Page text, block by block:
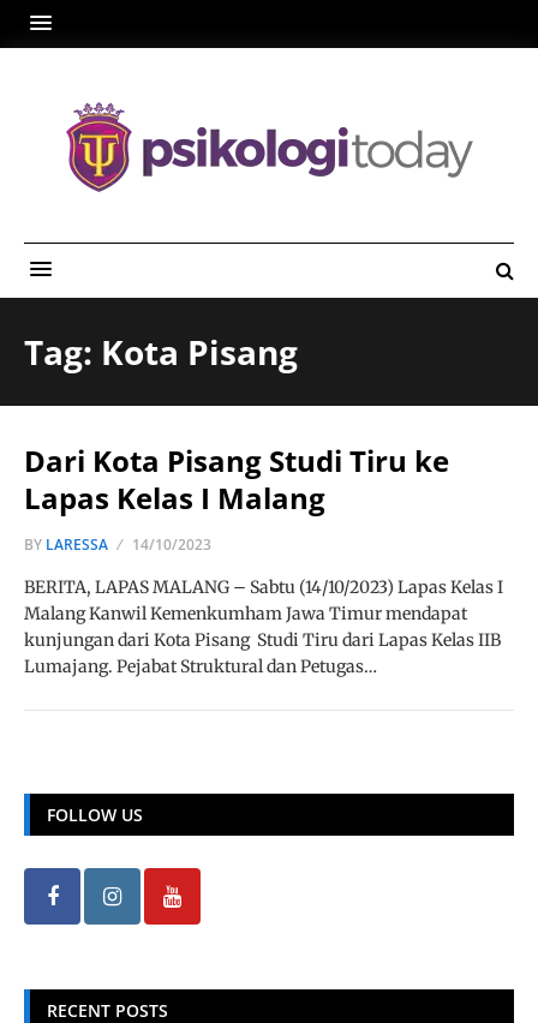
Tag: Kota Pisang
Dari Kota Pisang Studi Tiru ke
Lapas Kelas I Malang
BY LARESSA 14/10/2023
BERITA, LAPAS MALANG – Sabtu (14/10/2023) Lapas Kelas I
Malang Kanwil Kemenkumham Jawa Timur mendapat
kunjungan dari Kota Pisang Studi Tiru dari Lapas Kelas IIB
Lumajang. Pejabat Struktural dan Petugas…
FOLLOW US
RECENT POSTS